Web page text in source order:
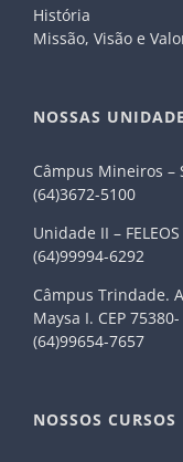
História
Missão, Visão e
NOSSAS
Câmpus Mineiros –
(64)3672-5100
Unidade II – FELEOS
(64)99994-6292
Câmpus Trindade.
Maysa I. CEP
(64)99654-7657
NOSSOS CURSOS